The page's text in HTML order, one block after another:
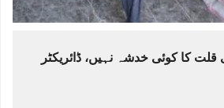
کا کوئی خدشہ نہیں، ڈائریکٹر